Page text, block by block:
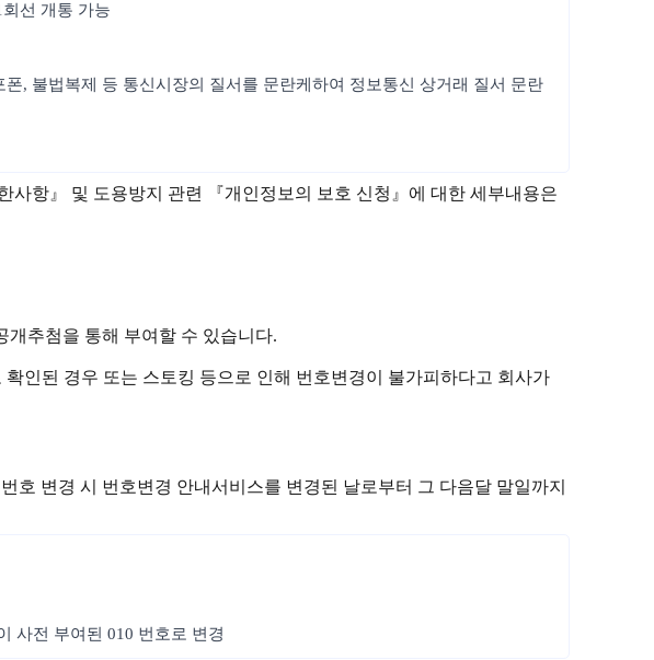
선 개통 가능
, 불법복제 등 통신시장의 질서를 문란케하여 정보통신 상거래 질서 문란
항』 및 도용방지 관련 『개인정보의 보호 신청』에 대한 세부내용은
추첨을 통해 부여할 수 있습니다.
인된 경우 또는 스토킹 등으로 인해 번호변경이 불가피하다고 회사가
변경 시 번호변경 안내서비스를 변경된 날로부터 그 다음달 말일까지
사전 부여된 010 번호로 변경